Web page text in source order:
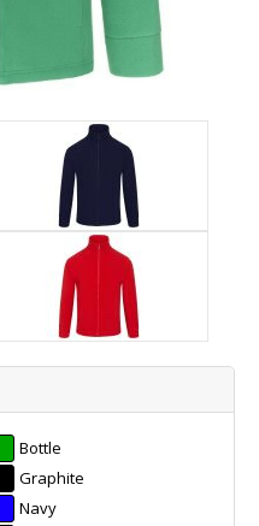
Bottle
Graphite
Navy